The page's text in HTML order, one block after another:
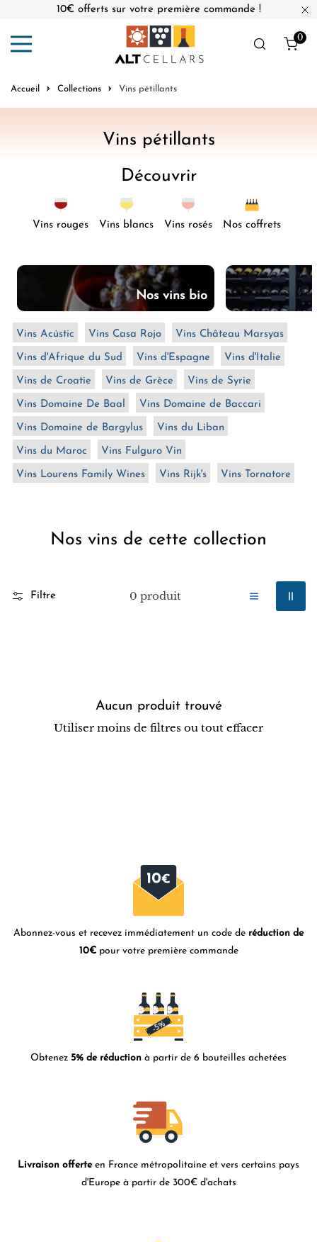
10€ offerts sur votre première commande !
0
Accueil Collections Vins pétillants
L
c
e
i
l
:
Vins pétillants
Découvrir
Vins rouges Vins blancs Vins rosés Nos coffrets
Nos vins bio
Vins Acústic Vins Casa Rojo Vins Château Marsyas
Vins d'Afrique du Sud Vins d'Espagne Vins d'Italie
Vins de Croatie Vins de Grèce Vins de Syrie
Vins Domaine De Baal Vins Domaine de Baccari
Vins Domaine de Bargylus Vins du Liban
Vins du Maroc Vins Fulguro Vin
Vins Lourens Family Wines Vins Rijk's Vins Tornatore
Nos vins de cette collection
Filtre 0 produit
Aucun produit trouvé
Utiliser moins de filtres ou tout effacer
Abonnez-vous et recevez immédiatement un code de réduction de
10€pour votre première commande
Obtenez 5% de réduction à partir de 6 bouteilles achetées
Livraison offerteen France métropolitaine et vers certains pays
d'Europe à partir de 300€ d'achats